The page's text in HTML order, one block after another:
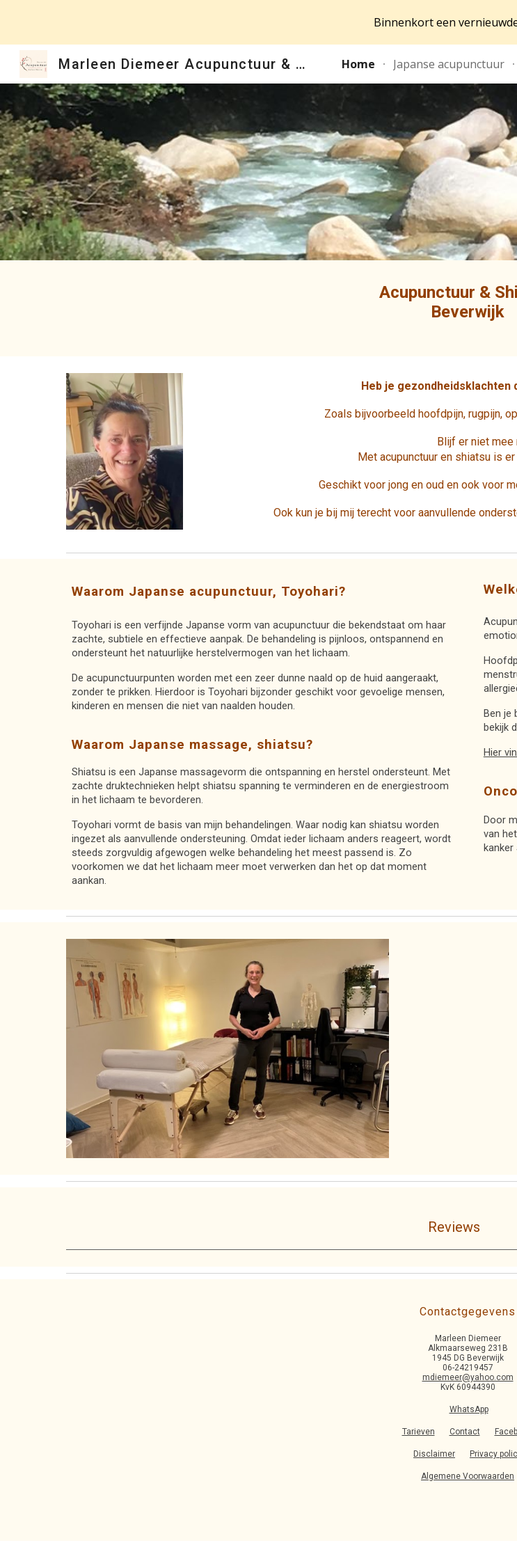
Skip to main contentBinnenkort een
Marleen Diemeer Acupunctuur & Shiatsu Beverwijk Home Japanse acupunctuur
Acupunctuur &
Beverwijk
Heb je gezondheidsklachten
Zoals bijvoorbeeld hoofdpijn, rugpijn,
Blijf er niet mee
Met acupunctuur en shiatsu is
Geschikt voor jong en oud en ook voor
Ook kun je bij mij terecht voor aanvullende
Waarom Japanse acupunctuur, Toyohari?
Toyohari is een verfijnde Japanse vorm van acupunctuur die bekendstaat om haar
zachte, subtiele en effectieve aanpak. De behandeling is pijnloos, ontspannend en
ondersteunt het natuurlijke herstelvermogen van het lichaam.
De acupunctuurpunten worden met een zeer dunne naald op de huid aangeraakt,
zonder te prikken. Hierdoor is Toyohari bijzonder geschikt voor gevoelige mensen,
kinderen en mensen die niet van naalden houden.
Waarom Japanse massage, shiatsu?
Shiatsu is een Japanse massagevorm die ontspanning en herstel ondersteunt. Met
zachte druktechnieken helpt shiatsu spanning te verminderen en de energiestroom
in het lichaam te bevorderen.
Toyohari vormt de basis van mijn behandelingen. Waar nodig kan shiatsu worden
ingezet als aanvullende ondersteuning. Omdat ieder lichaam anders reageert, wordt
steeds zorgvuldig afgewogen welke behandeling het meest passend is. Zo
voorkomen we dat het lichaam meer moet verwerken dan het op dat moment
aankan.
Ben je
bekijk
Hier
Door
van
Reviews
Contactgegevens
Marleen Diemeer
Alkmaarseweg 231B
1945 DG Beverwijk
06-24219457
mdiemeer@yahoo.com
KvK 60944390
WhatsApp
Tarieven Contact
Disclaimer Privacy polic
Algemene Voorwaarden